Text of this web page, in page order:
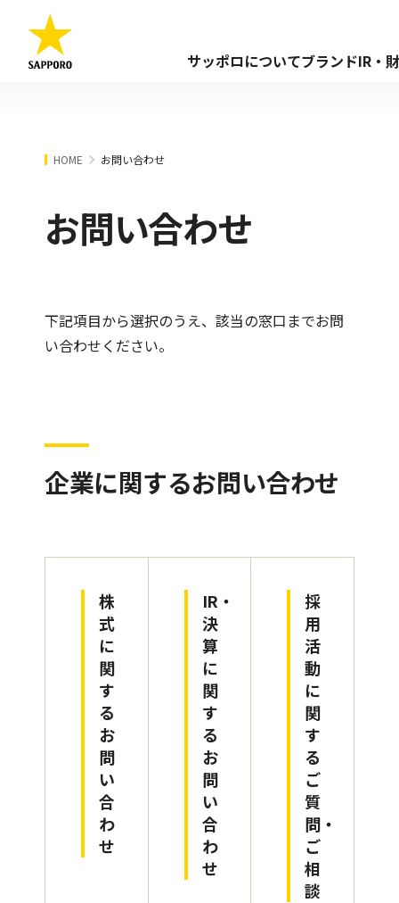
サッポロについてブランドIR・
HOME お問い合わせ
お問い合わせ
下記項目から選択のうえ、該当の窓口までお問
い合わせください。
企業に関するお問い合わせ
株
式
に
関
す
る
お
問
い
合
わ
せ
IR・
決
算
に
関
す
る
お
問
い
合
わ
せ
採
用
活
動
に
関
す
る
ご
質
問・
ご
相
談